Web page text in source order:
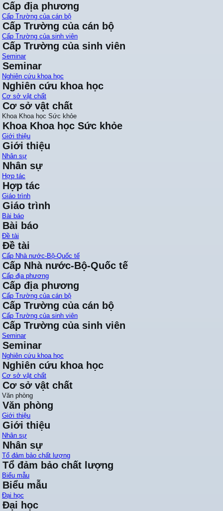
Cấp địa phương
Cấp Trường của cán bộ
Cấp Trường của cán bộ
Cấp Trường của sinh viên
Cấp Trường của sinh viên
Seminar
Seminar
Nghiên cứu khoa học
Nghiên cứu khoa học
Cơ sở vật chất
Cơ sở vật chất
Khoa Khoa học Sức khỏe
Khoa Khoa học Sức khỏe
Giới thiệu
Giới thiệu
Nhân sự
Nhân sự
Hợp tác
Hợp tác
Giáo trình
Giáo trình
Bài báo
Bài báo
Đề tài
Đề tài
Cấp Nhà nước-Bộ-Quốc tế
Cấp Nhà nước-Bộ-Quốc tế
Cấp địa phương
Cấp địa phương
Cấp Trường của cán bộ
Cấp Trường của cán bộ
Cấp Trường của sinh viên
Cấp Trường của sinh viên
Seminar
Seminar
Nghiên cứu khoa học
Nghiên cứu khoa học
Cơ sở vật chất
Cơ sở vật chất
Văn phòng
Văn phòng
Giới thiệu
Giới thiệu
Nhân sự
Nhân sự
Tổ đảm bảo chất lượng
Tổ đảm bảo chất lượng
Biểu mẫu
Biểu mẫu
Đại học
Đại học